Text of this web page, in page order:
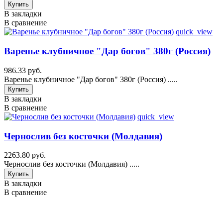
Купить
В закладки
В сравнение
quick_view
Варенье клубничное "Дар богов" 380г (Россия)
986.33 руб.
Варенье клубничное "Дар богов" 380г (Россия) .....
Купить
В закладки
В сравнение
quick_view
Чернослив без косточки (Молдавия)
2263.80 руб.
Чернослив без косточки (Молдавия) .....
Купить
В закладки
В сравнение